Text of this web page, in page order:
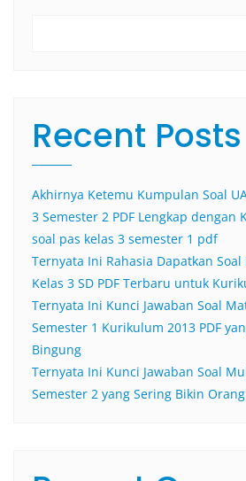
Recent Posts
Akhirnya Ketemu Kumpulan Soal
3 Semester 2 PDF Lengkap dengan
soal pas kelas 3 semester 1 pdf
Ternyata Ini Rahasia Dapatkan
Kelas 3 SD PDF Terbaru untuk
Ternyata Ini Kunci Jawaban Soal
Semester 1 Kurikulum 2013 PDF
Bingung
Ternyata Ini Kunci Jawaban Soal
Semester 2 yang Sering Bikin